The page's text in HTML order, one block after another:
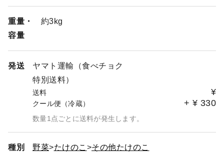
重量・
容量
約3kg
発送
ヤマト運輸（食べチョク
特別送料）
送料 ¥
クール便（冷蔵） + ¥ 330
数量1点ごとに送料が発生します。
種別 野菜 たけのこ その他たけのこ